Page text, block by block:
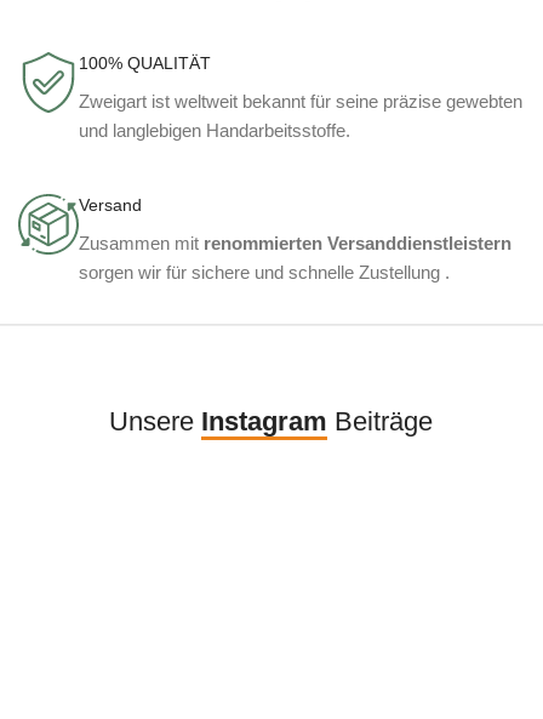
100% QUALITÄT
Zweigart ist weltweit bekannt für seine präzise gewebten
und langlebigen Handarbeitsstoffe.
Versand
Zusammen mit renommierten Versanddienstleistern
sorgen wir für sichere und schnelle Zustellung .
Unsere Instagram Beiträge